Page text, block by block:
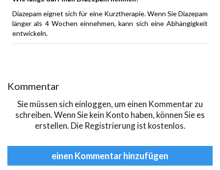
Diazepam eignet sich für eine Kurztherapie. Wenn Sie Diazepam
länger als 4 Wochen einnehmen, kann sich eine Abhängigkeit
entwickeln.
Kommentar
Sie müssen sich einloggen, um einen Kommentar zu
schreiben. Wenn Sie kein Konto haben, können Sie es
erstellen. Die Registrierung ist kostenlos.
einen Kommentar hinzufügen